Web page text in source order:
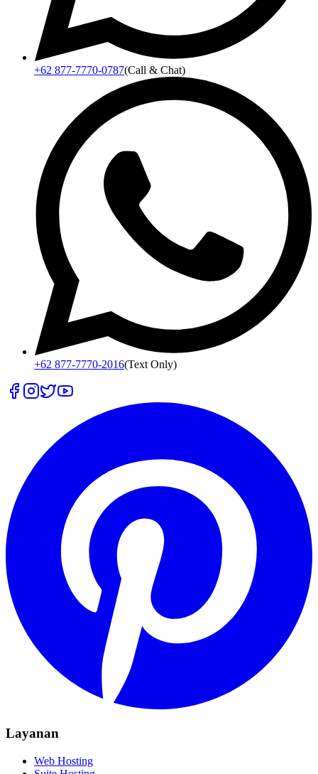
+62 877-7770-0787(Call & Chat)
+62 877-7770-2016(Text Only)
Layanan
Web Hosting